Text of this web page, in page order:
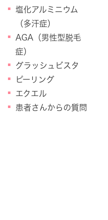
塩化アルミニウム
（多汗症）
AGA（男性型脱毛
症）
グラッシュビスタ
ピーリング
エクエル
患者さんからの質問